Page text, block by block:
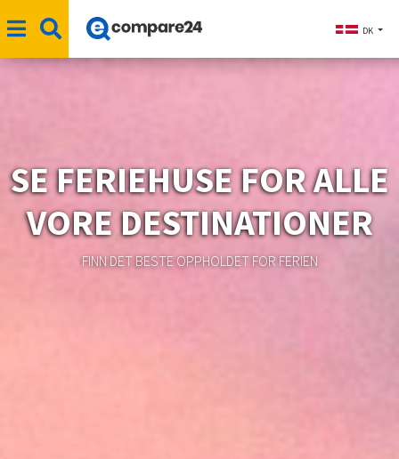
DK
SE FERIEHUSE FOR ALLE
VORE DESTINATIONER
FINN DET BESTE OPPHOLDET FOR FERIEN